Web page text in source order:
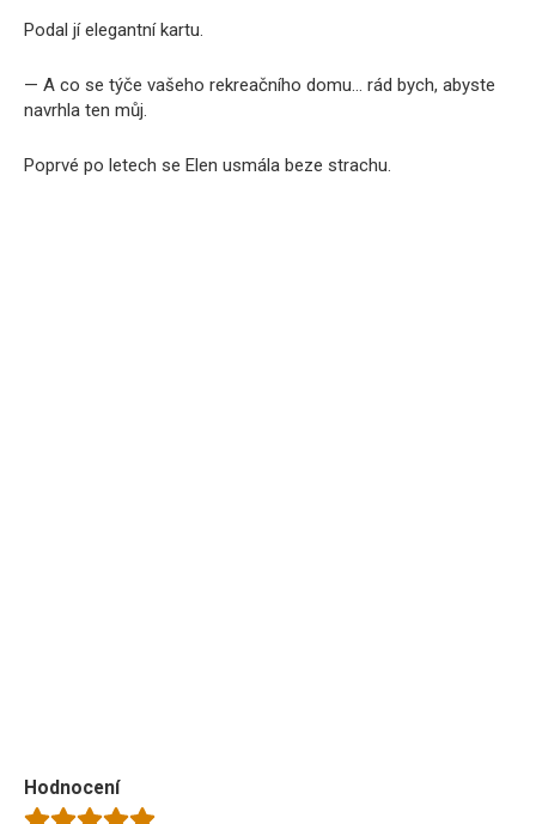
Podal jí elegantní kartu.
— A co se týče vašeho rekreačního domu… rád bych, abyste
navrhla ten můj.
Poprvé po letech se Elen usmála beze strachu.
Hodnocení